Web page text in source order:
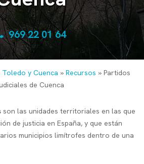
969 22 01 64
y Cuenca » Recursos » Partidos
de Cuenca
son las unidades territoriales en las que
de justicia en España, y que están
municipios limítrofes dentro de una